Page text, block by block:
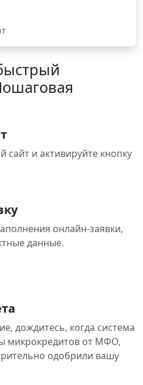
сайт и активируйте кнопку
онлайн-заявки,
данные.
дождитесь, когда система
микрокредитов от МФО,
одобрили вашу